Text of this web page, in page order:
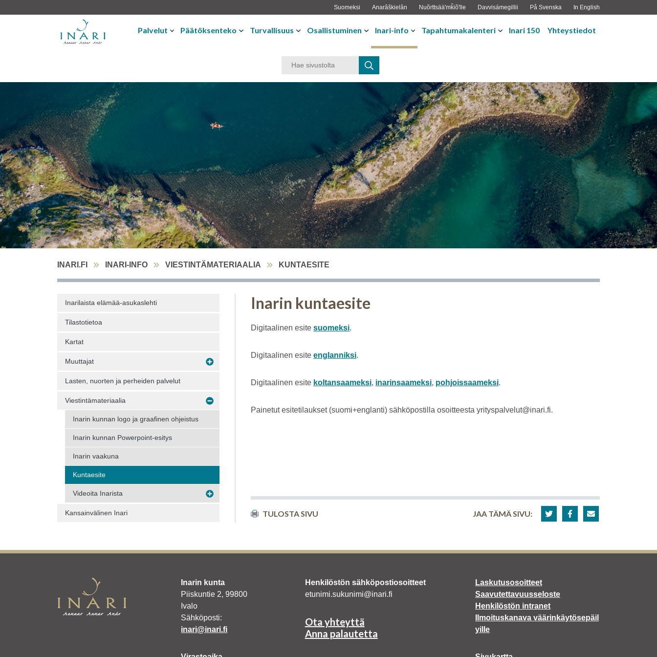
Suomeksi Anarâškielân Nuõrttsääʹmǩiõʹlle Davvisámegillii På Svenska In English
Palvelut Päätöksenteko Turvallisuus Osallistuminen Inari-info Tapahtumakalenteri Inari 150 Yhteystiedot
INARI.FI INARI-INFO VIESTINTÄMATERIAALIA KUNTAESITE
Inarilaista elämää-asukaslehti
Tilastotietoa
Kartat
Muuttajat
Lasten, nuorten ja perheiden palvelut
Viestintämateriaalia
Inarin kunnan logo ja graafinen ohjeistus
Inarin kunnan Powerpoint-esitys
Inarin vaakuna
Kuntaesite
Videoita Inarista
Kansainvälinen Inari
Inarin kuntaesite
Digitaalinen esite suomeksi.
Digitaalinen esite englanniksi.
Digitaalinen esite koltansaameksi, inarinsaameksi, pohjoissaameksi.
Painetut esitetilaukset (suomi+englanti) sähköpostilla osoitteesta yrityspalvelut@inari.fi.
TULOSTA SIVU JAA TÄMÄ SIVU:
Inarin kunta
Piiskuntie 2, 99800
Ivalo
Sähköposti:
inari@inari.fi
Henkilöstön sähköpostiosoitteet
etunimi.sukunimi@inari.fi
Ota yhteyttä
Anna palautetta
Laskutusosoitteet
Saavutettavuusseloste
Henkilöstön intranet
Ilmoituskanava väärinkäytösepäil
yille